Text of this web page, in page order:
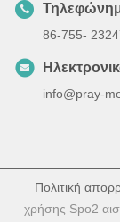
86-755-
info@pray-
Πολιτική
χρήσης Spo2